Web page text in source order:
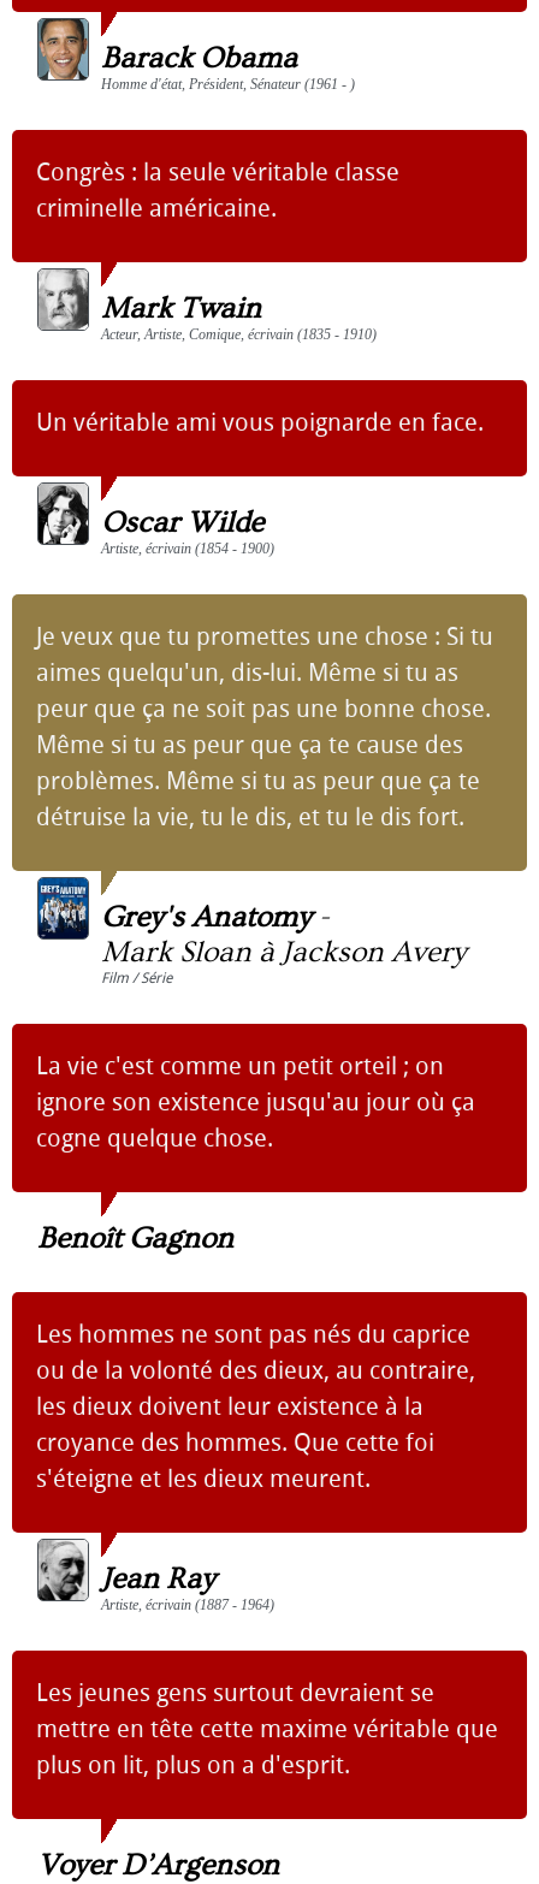
Barack Obama
Homme d'état, Président, Sénateur (1961 - )
Congrès : la seule véritable classe
criminelle américaine.
Mark Twain
Acteur, Artiste, Comique, écrivain (1835 - 1910)
Un véritable ami vous poignarde en face.
Oscar Wilde
Artiste, écrivain (1854 - 1900)
Je veux que tu promettes une chose : Si tu
aimes quelqu'un, dis-lui. Même si tu as
peur que ça ne soit pas une bonne chose.
Même si tu as peur que ça te cause des
problèmes. Même si tu as peur que ça te
détruise la vie, tu le dis, et tu le dis fort.
Grey's Anatomy-
Mark Sloan à Jackson Avery
Film / Série
La vie c'est comme un petit orteil ; on
ignore son existence jusqu'au jour où ça
cogne quelque chose.
Benoît Gagnon
Les hommes ne sont pas nés du caprice
ou de la volonté des dieux, au contraire,
les dieux doivent leur existence à la
croyance des hommes. Que cette foi
s'éteigne et les dieux meurent.
Jean Ray
Artiste, écrivain (1887 - 1964)
Les jeunes gens surtout devraient se
mettre en tête cette maxime véritable que
plus on lit, plus on a d'esprit.
Voyer D’Argenson